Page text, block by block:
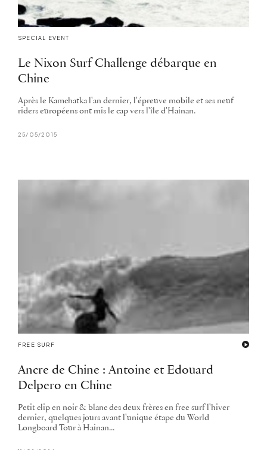
SPECIAL EVENT
Le Nixon Surf Challenge débarque en
Chine
Après le Kamchatka l'an dernier, l'épreuve mobile et ses neuf
riders européens ont mis le cap vers l'île d'Hainan.
25/05/2015
FREE SURF
Ancre de Chine : Antoine et Edouard
Delpero en Chine
Petit clip en noir & blanc des deux frères en free surf l'hiver
dernier, quelques jours avant l'unique étape du World
Longboard Tour à Hainan...